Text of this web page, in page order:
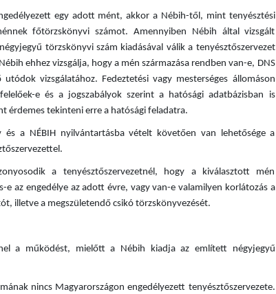
egy adott mént, akkor a Nébih-től, mint tenyésztési
főtörzskönyvi számot. Amennyiben Nébih által vizsgált
törzskönyvi szám kiadásával válik a tenyésztőszervezet
ehhez vizsgálja, hogy a mén származása rendben van-e, DNS
vizsgálatához. Fedeztetési vagy mesterséges állomáson
e és a jogszabályok szerint a hatósági adatbázisban is
érdemes tekinteni erre a hatósági feladatra.
a NÉBIH nyilvántartásba vételt követően van lehetősége a
a tenyésztőszervezetnél, hogy a kiválasztott mén
e az engedélye az adott évre, vagy van-e valamilyen korlátozás a
illetve a megszületendő csikó törzskönyvezését.
a működést, mielőtt a Nébih kiadja az említett négyjegyű
nincs Magyarországon engedélyezett tenyésztőszervezete.